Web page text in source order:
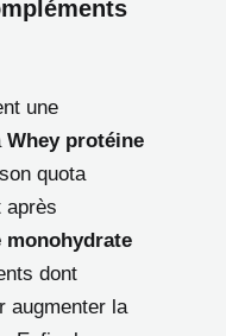
une
Whey protéine
quota
après
monohydrate
dont
augmenter la